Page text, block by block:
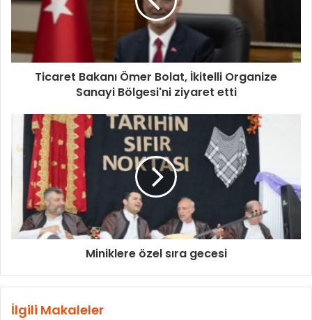
Ticaret Bakanı Ömer Bolat, İkitelli Organize
Sanayi Bölgesi'ni ziyaret etti
Miniklere özel sıra gecesi
İlgili Makaleler